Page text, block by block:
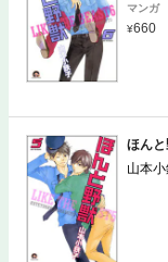
マンガ
660
ほん
山本